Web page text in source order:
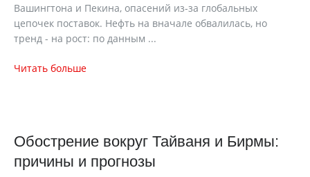
Вашингтона и Пекина, опасений из-за глобальных
цепочек поставок. Нефть на вначале обвалилась, но
тренд - на рост: по данным ...
Читать больше
Обострение вокруг Тайваня и Бирмы:
причины и прогнозы